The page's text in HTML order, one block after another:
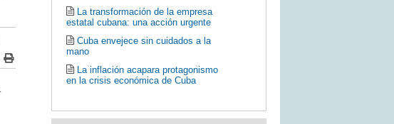
La transformación de la empresa
estatal cubana: una acción urgente
Cuba envejece sin cuidados a la
mano
La inflación acapara protagonismo
en la crisis económica de Cuba